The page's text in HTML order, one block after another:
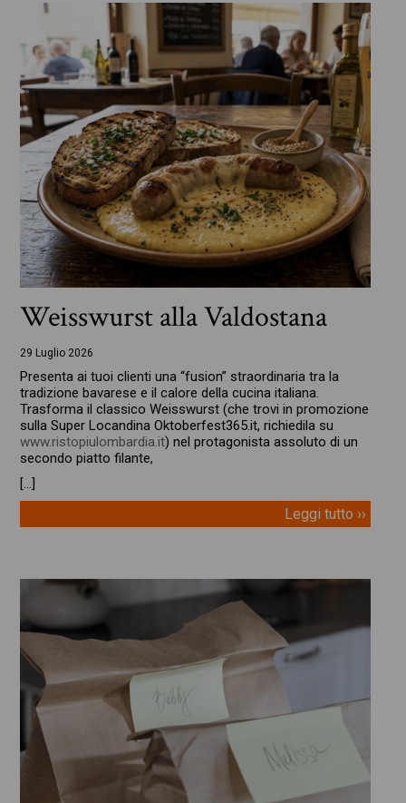
Weisswurst alla Valdostana
29 Luglio 2026
Presenta ai tuoi clienti una “fusion” straordinaria tra la
tradizione bavarese e il calore della cucina italiana.
Trasforma il classico Weisswurst (che trovi in promozione
sulla Super Locandina Oktoberfest365.it, richiedila su
www.ristopiulombardia.it) nel protagonista assoluto di un
secondo piatto filante,
[…]
Leggi tutto ››